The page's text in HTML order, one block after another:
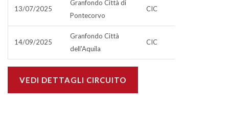
13/07/2025
Granfondo Città di
Pontecorvo
CIC
14/09/2025
Granfondo Città
dell'Aquila
CIC
VEDI DETTAGLI CIRCUITO